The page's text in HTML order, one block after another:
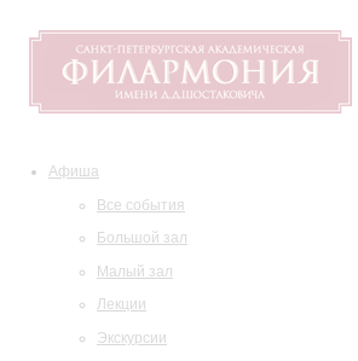
Афиша
Все события
Большой зал
Малый зал
Лекции
Экскурсии